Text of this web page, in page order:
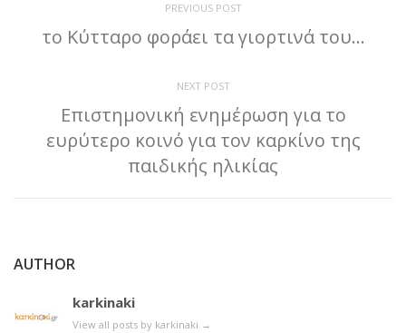
PREVIOUS POST
το Κύτταρο φοράει τα γιορτινά του…
NEXT POST
Επιστημονική ενημέρωση για το
ευρύτερο κοινό για τον καρκίνο της
παιδικής ηλικίας
AUTHOR
karkinaki
View all posts by karkinaki →